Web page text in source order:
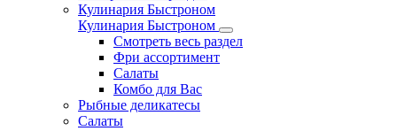
Кулинария Быстроном
Кулинария Быстроном
Смотреть весь раздел
Фри ассортимент
Салаты
Комбо для Вас
Рыбные деликатесы
Салаты